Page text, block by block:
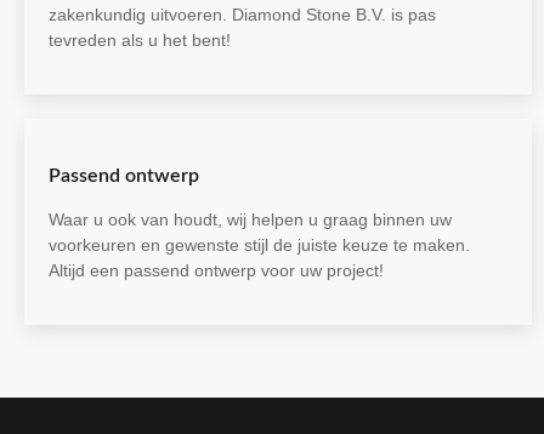
zakenkundig uitvoeren. Diamond Stone B.V. is pas
tevreden als u het bent!
Passend ontwerp
Waar u ook van houdt, wij helpen u graag binnen uw
voorkeuren en gewenste stijl de juiste keuze te maken.
Altijd een passend ontwerp voor uw project!